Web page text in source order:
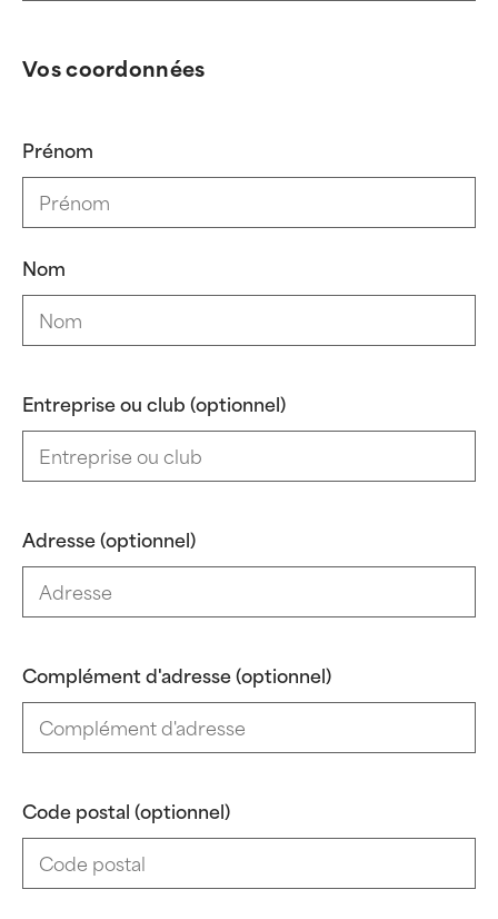
Vos coordonnées
Prénom
Nom
Entreprise ou club (optionnel)
Adresse (optionnel)
Complément d'adresse (optionnel)
Code postal (optionnel)